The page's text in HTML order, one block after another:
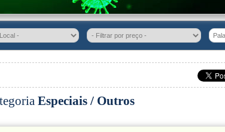
Especiais / Outros